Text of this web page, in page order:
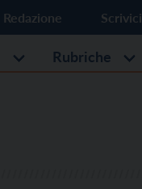
Redazione Scrivici
Rubriche